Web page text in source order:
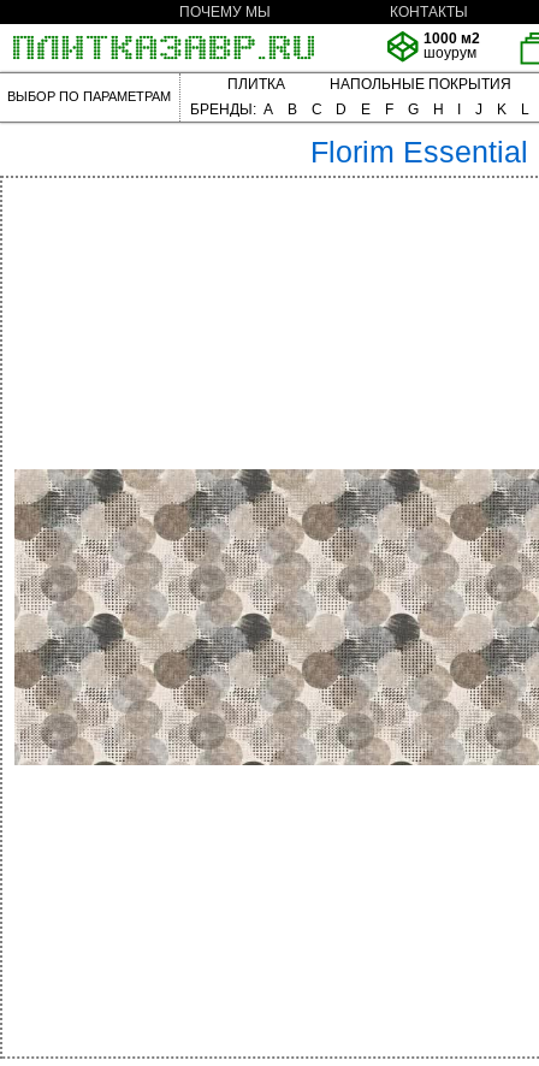
ПОЧЕМУ МЫ
КОНТАКТЫ
1000 м2
шоурум
ВЫБОР ПО ПАРАМЕТРАМ
ПЛИТКА
НАПОЛЬНЫЕ ПОКРЫТИЯ
БРЕНДЫ: A B C D E F G H J K L
Florim Essential